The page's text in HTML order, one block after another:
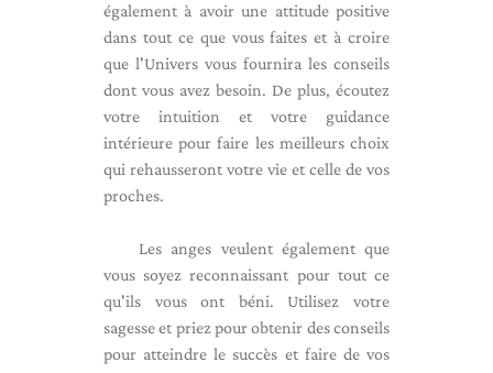
également à avoir une attitude positive
dans tout ce que vous faites et à croire
que l'Univers vous fournira les conseils
dont vous avez besoin. De plus, écoutez
votre intuition et votre guidance
intérieure pour faire les meilleurs choix
qui rehausseront votre vie et celle de vos
proches.
Les anges veulent également que
vous soyez reconnaissant pour tout ce
qu'ils vous ont béni. Utilisez votre
sagesse et priez pour obtenir des conseils
pour atteindre le succès et faire de vos